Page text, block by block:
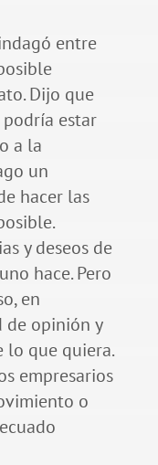
entre
Dijo que
estar
a la
un
hacer las
y deseos de
hace. Pero
en
de opinión y
lo que quiera.
empresarios
o